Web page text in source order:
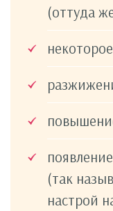
(оттуда
(так
настрой